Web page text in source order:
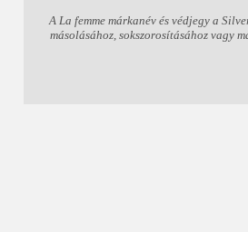
A La femme márkanév és védjegy a
másolásához, sokszorosításához vagy